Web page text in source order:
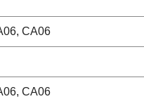
CA06
CA06